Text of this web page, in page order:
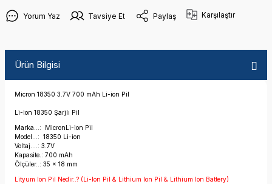
Yorum Yaz Tavsiye Et Paylaş Karşılaştır
Ürün Bilgisi
Micron 18350 3.7V 700 mAh Li-ion Pil
Li-ion 18350 Şarjlı Pil
Marka...: MicronLi-ion Pil
Model...: 18350 Li-ion
Voltaj....: 3.7V
Kapasite.: 700 mAh
Ölçüler..: 35 x 18 mm
Lityum Ion Pil Nedir..? (Li-Ion Pil & Lithium Ion Pil & Lithium Ion Battery)